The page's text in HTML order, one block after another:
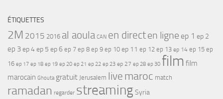
ÉTIQUETTES
2M 2015 2016 al aoula CAN en directen ligne ep 1 ep 2
ep 3ep 4ep 5 ep 6 ep 7 ep 8 ep 9 ep 10 ep 11 ep 12 ep 13 ep 14 ep 15 ep
16 ep 17 ep 18 ep 19 ep 20 ep 21 ep 22 ep 23 ep 27 ep 28 ep 30 film film
marocain Ghouta gratuit Jerusalem live maroc match
ramadan regarder streamingSyria